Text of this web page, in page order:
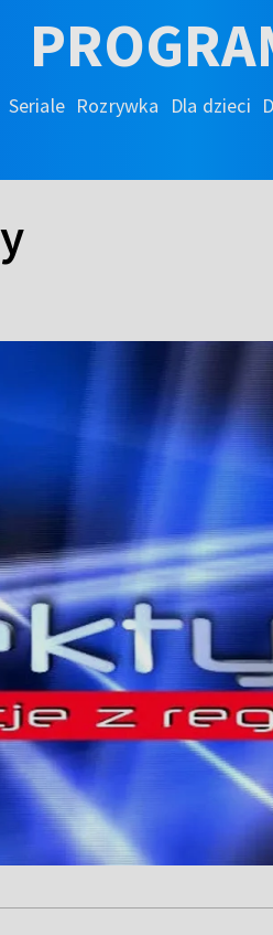
Seriale Rozrywka Dla dzieci